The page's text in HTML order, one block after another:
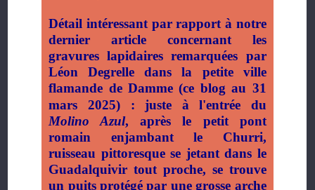
Détail intéressant par rapport à notre
dernier article concernant les
gravures lapidaires remarquées par
Léon Degrelle dans la petite ville
flamande de Damme (ce blog au 31
mars 2025)
: juste à l'entrée du
Molino Azul, après le petit pont
romain enjambant le Churri,
ruisseau pittoresque se jetant dans le
Guadalquivir tout proche, se trouve
un puits protégé par une grosse arche